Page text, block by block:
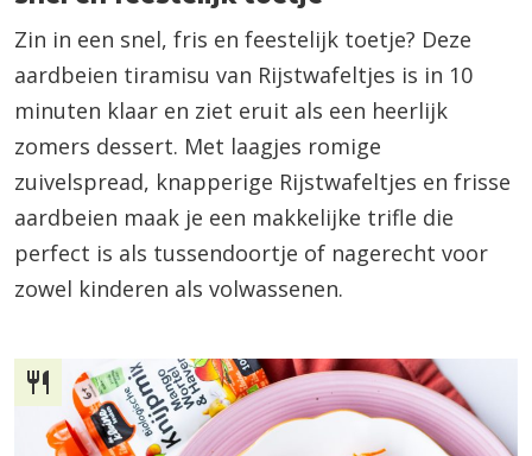
Zin in een snel, fris en feestelijk toetje? Deze
aardbeien tiramisu van Rijstwafeltjes is in 10
minuten klaar en ziet eruit als een heerlijk
zomers dessert. Met laagjes romige
zuivelspread, knapperige Rijstwafeltjes en frisse
aardbeien maak je een makkelijke trifle die
perfect is als tussendoortje of nagerecht voor
zowel kinderen als volwassenen.